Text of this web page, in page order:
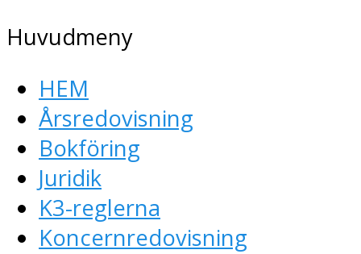
Huvudmeny
HEM
Årsredovisning
Bokföring
Juridik
K3-reglerna
Koncernredovisning